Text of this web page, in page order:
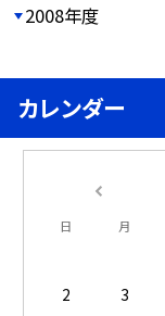
2008年度
カレンダー
日 月
2
3